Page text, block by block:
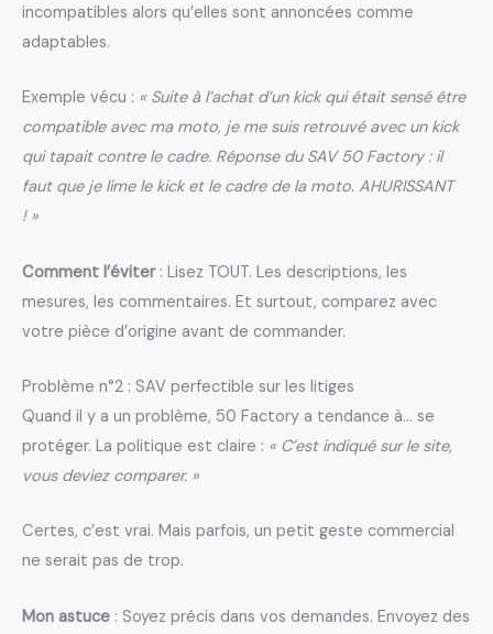
incompatibles alors qu’elles sont annoncées comme
adaptables.
Exemple vécu : « Suite à l’achat d’un kick qui était sensé être
compatible avec ma moto, je me suis retrouvé avec un kick
qui tapait contre le cadre. Réponse du SAV 50 Factory : il
faut que je lime le kick et le cadre de la moto. AHURISSANT
! »
Comment l’éviter: Lisez TOUT. Les descriptions, les
mesures, les commentaires. Et surtout, comparez avec
votre pièce d’origine avant de commander.
Problème n°2 : SAV perfectible sur les litiges
Quand il y a un problème, 50 Factory a tendance à… se
protéger. La politique est claire : « C’est indiqué sur le site,
vous deviez comparer. »
Certes, c’est vrai. Mais parfois, un petit geste commercial
ne serait pas de trop.
Mon astuce : Soyez précis dans vos demandes. Envoyez des